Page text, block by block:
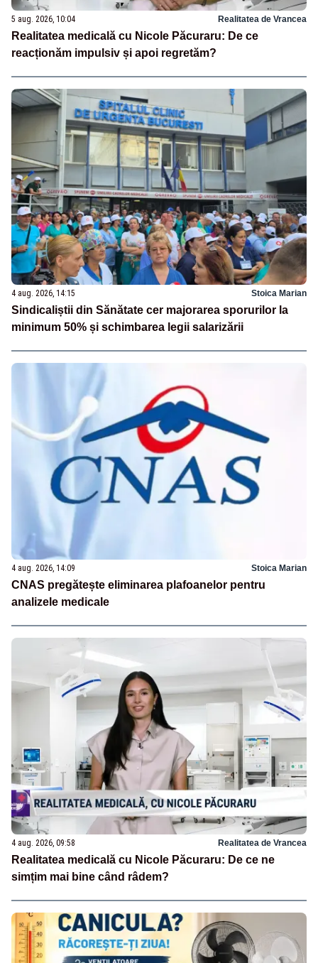
5 aug. 2026, 10:04 Realitatea de Vrancea
Realitatea medicală cu Nicole Păcuraru: De ce
reacționăm impulsiv și apoi regretăm?
4 aug. 2026, 14:15 Stoica Marian
Sindicaliștii din Sănătate cer majorarea sporurilor la
minimum 50% și schimbarea legii salarizării
4 aug. 2026, 14:09 Stoica Marian
CNAS pregătește eliminarea plafoanelor pentru
analizele medicale
4 aug. 2026, 09:58 Realitatea de Vrancea
Realitatea medicală cu Nicole Păcuraru: De ce ne
simțim mai bine când râdem?